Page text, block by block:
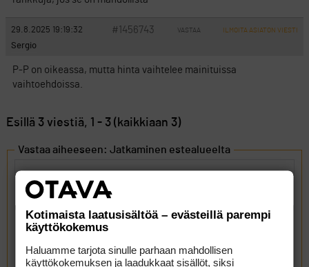
29.8.2025 19:19:32 #1456743 VASTAA ILMOITA ASIATON VIESTI
Sergio
P-P on oikeassa, mutta hinta vaihtelee mainituissa
vaihtoehdoissa.
Esillä 3 viestiä, 1 - 3 (kaikkiaan 3)
Vastaa aiheeseen: Jatkaminen estealueelta
Kotimaista laatusisältöä – evästeillä parempi
käyttökokemus
Haluamme tarjota sinulle parhaan mahdollisen
käyttökokemuksen ja laadukkaat sisällöt, siksi